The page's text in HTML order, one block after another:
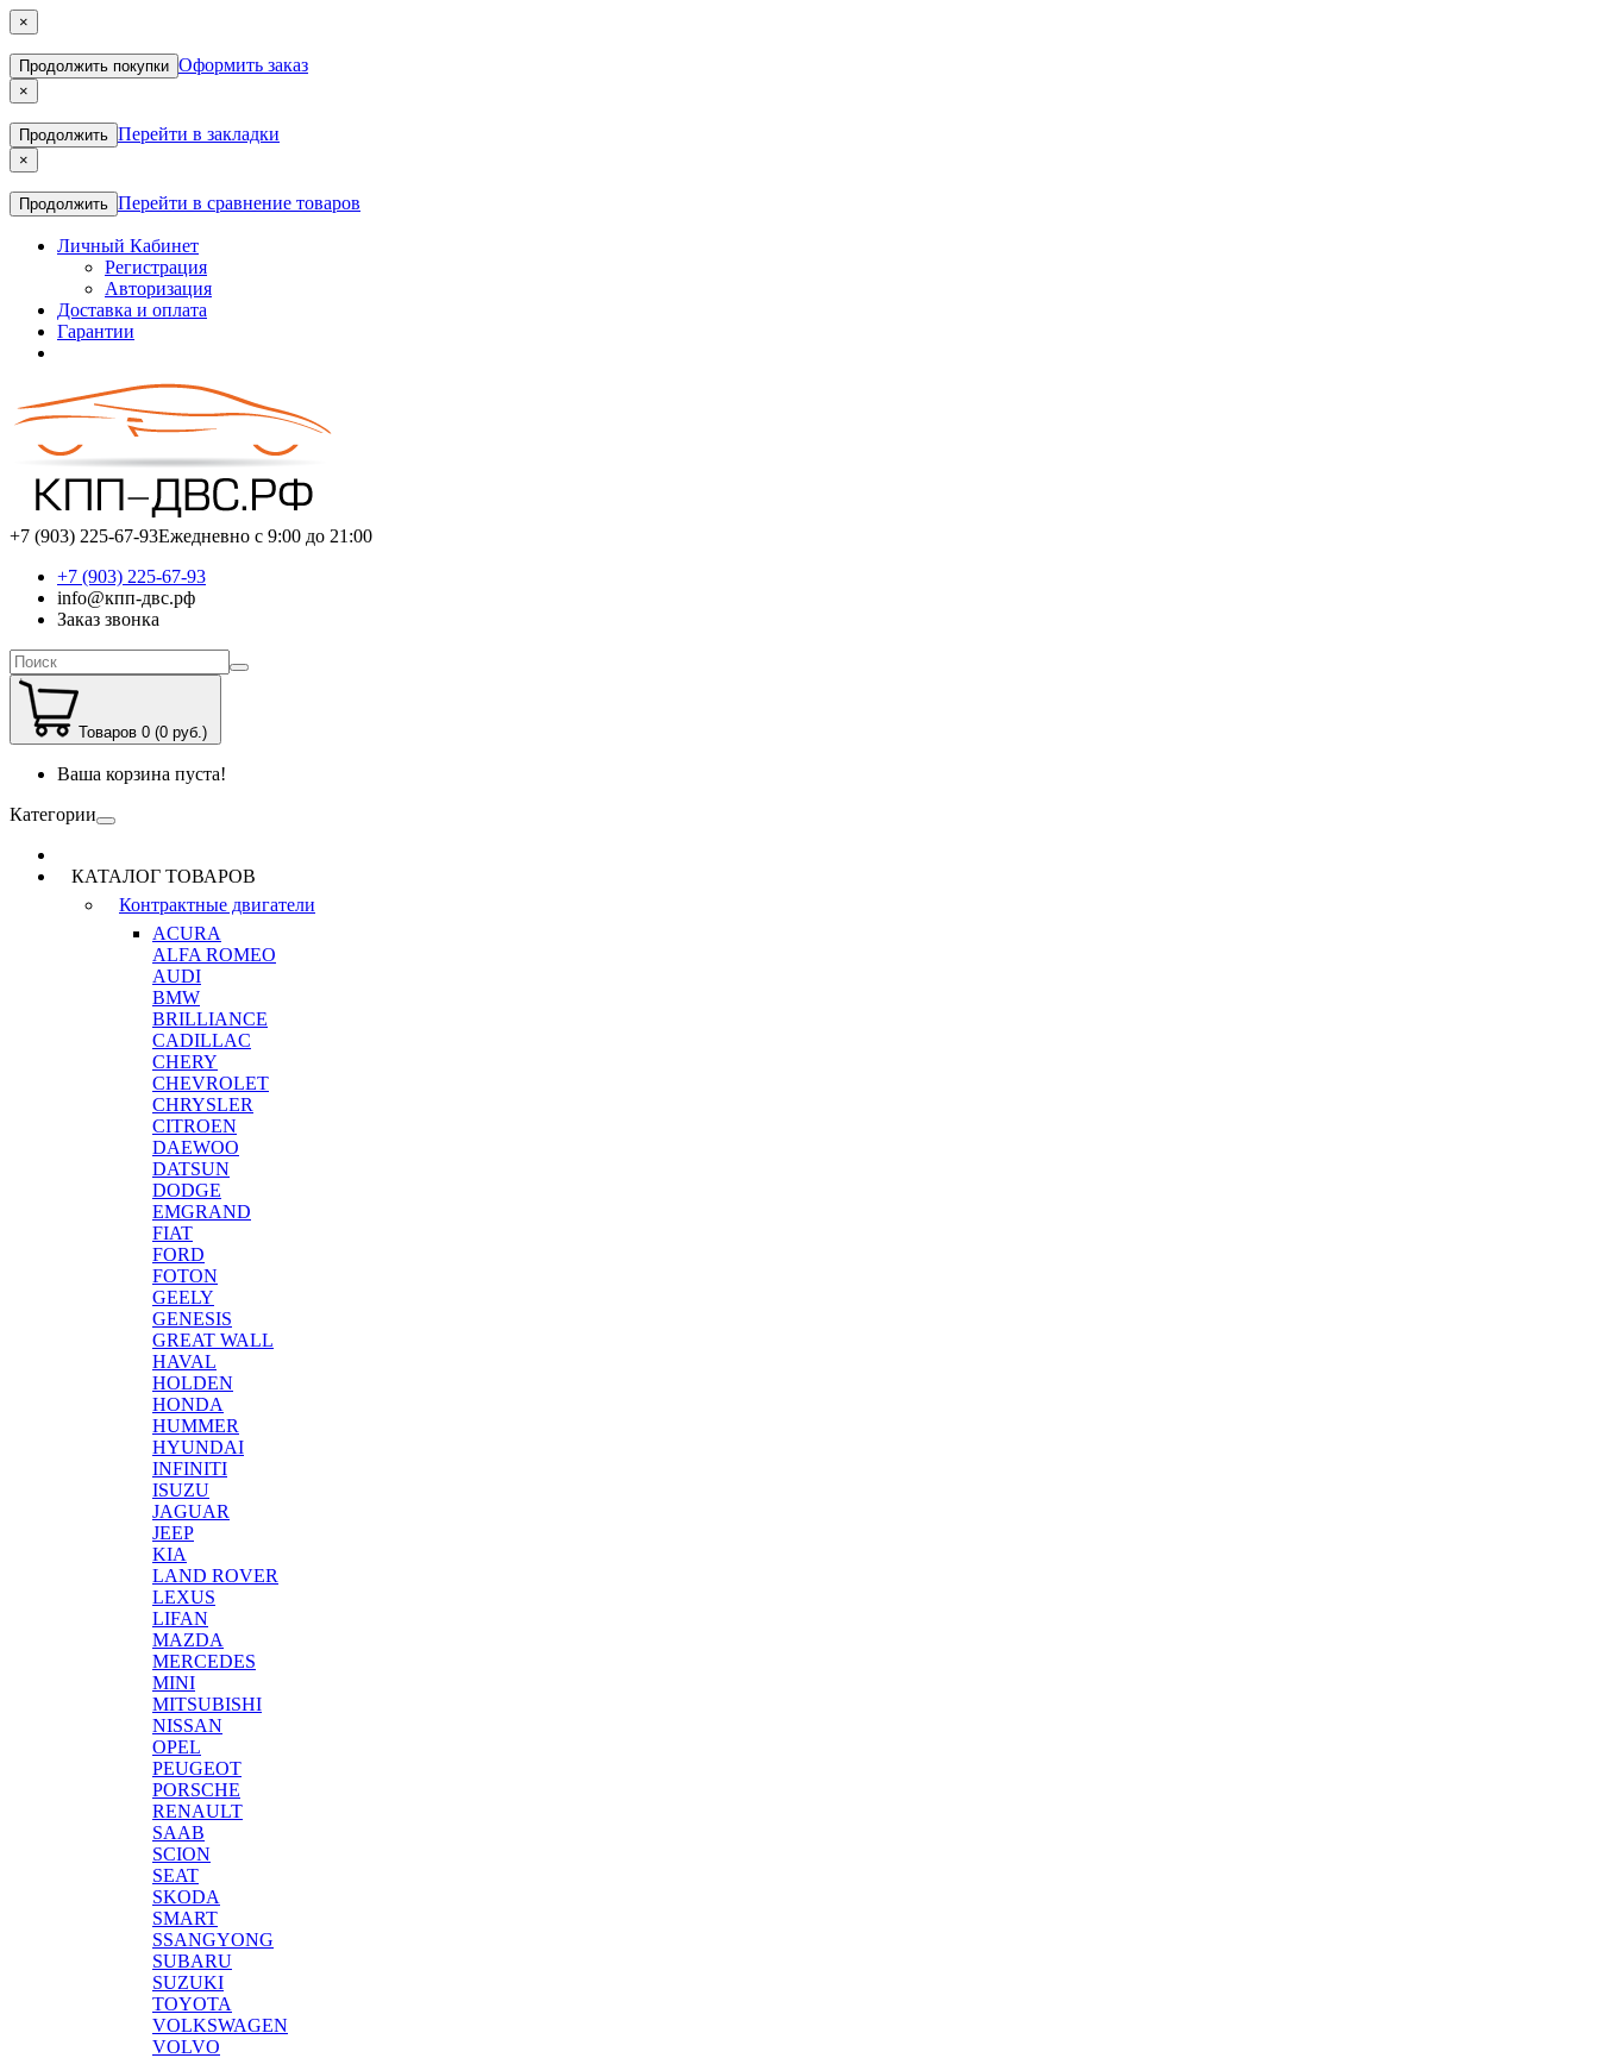
×
Продолжить покупки Оформить заказ
×
Продолжить Перейти в закладки
×
Продолжить Перейти в сравнение товаров
Личный Кабинет
Регистрация
Авторизация
Доставка и оплата
Гарантии
+7 (903) 225-67-93Ежедневно с 9:00 до 21:00
+7 (903) 225-67-93
info@кпп-двс.рф
Заказ звонка
Товаров 0 (0 руб.)
Ваша корзина пуста!
Категории
КАТАЛОГ ТОВАРОВ
Контрактные двигатели
ACURA
ALFA ROMEO
AUDI
BMW
BRILLIANCE
CADILLAC
CHERY
CHEVROLET
CHRYSLER
CITROEN
DAEWOO
DATSUN
DODGE
EMGRAND
FIAT
FORD
FOTON
GEELY
GENESIS
GREAT WALL
HAVAL
HOLDEN
HONDA
HUMMER
HYUNDAI
INFINITI
ISUZU
JAGUAR
JEEP
KIA
LAND ROVER
LEXUS
LIFAN
MAZDA
MERCEDES
MINI
MITSUBISHI
NISSAN
OPEL
PEUGEOT
PORSCHE
RENAULT
SAAB
SCION
SEAT
SKODA
SMART
SSANGYONG
SUBARU
SUZUKI
TOYOTA
VOLKSWAGEN
VOLVO